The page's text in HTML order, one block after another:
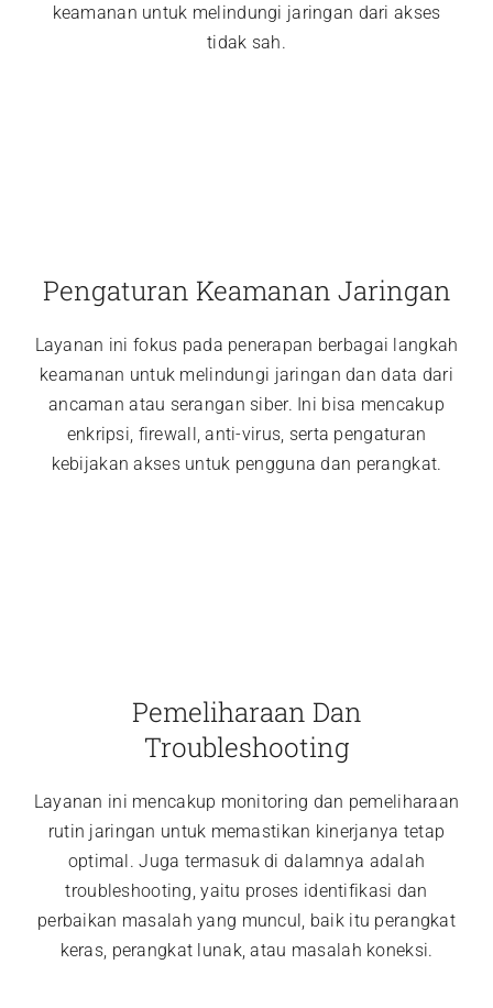
keamanan untuk melindungi jaringan dari akses
tidak sah.
Pengaturan Keamanan Jaringan
Layanan ini fokus pada penerapan berbagai langkah
keamanan untuk melindungi jaringan dan data dari
ancaman atau serangan siber. Ini bisa mencakup
enkripsi, firewall, anti-virus, serta pengaturan
kebijakan akses untuk pengguna dan perangkat.
Pemeliharaan Dan
Troubleshooting
Layanan ini mencakup monitoring dan pemeliharaan
rutin jaringan untuk memastikan kinerjanya tetap
optimal. Juga termasuk di dalamnya adalah
troubleshooting, yaitu proses identifikasi dan
perbaikan masalah yang muncul, baik itu perangkat
keras, perangkat lunak, atau masalah koneksi.